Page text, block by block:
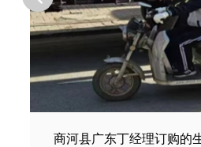
商河县河北邢台王总订购